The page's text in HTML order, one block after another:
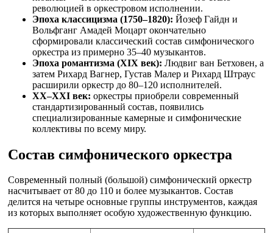
революцией в оркестровом исполнении.
Эпоха классицизма (1750–1820): Йозеф Гайдн и
Вольфганг Амадей Моцарт окончательно
сформировали классический состав симфонического
оркестра из примерно 35–40 музыкантов.
Эпоха романтизма (XIX век): Людвиг ван Бетховен, а
затем Рихард Вагнер, Густав Малер и Рихард Штраус
расширили оркестр до 80–120 исполнителей.
XX–XXI век: оркестры приобрели современный
стандартизированный состав, появились
специализированные камерные и симфонические
коллективы по всему миру.
Состав симфонического оркестра
Современный полный (большой) симфонический оркестр
насчитывает от 80 до 110 и более музыкантов. Состав
делится на четыре основные группы инструментов, каждая
из которых выполняет особую художественную функцию.